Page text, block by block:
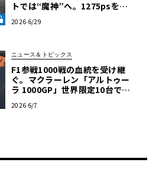
トでは“魔神”へ。1275psを後
《LE VOLANT LAB》
2026 6/29
ニュース＆トピックス
F1参戦1000戦の血統を受け継
ぐ。マクラーレン「アルトゥー
ラ 1000GP」世界限定10台で発
2026 6/7